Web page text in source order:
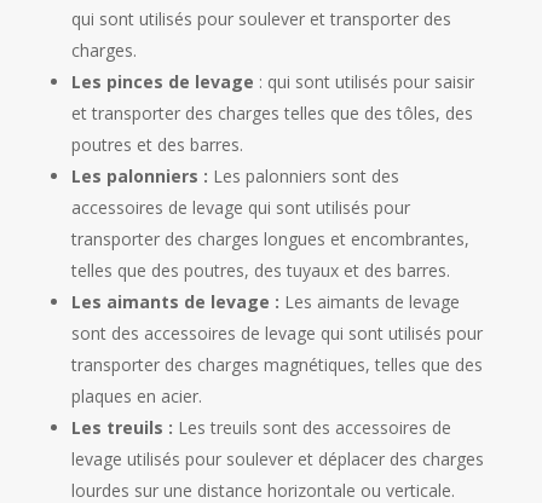
qui sont utilisés pour soulever et transporter des
charges.
Les pinces de levage : qui sont utilisés pour saisir
et transporter des charges telles que des tôles, des
poutres et des barres.
Les palonniers : Les palonniers sont des
accessoires de levage qui sont utilisés pour
transporter des charges longues et encombrantes,
telles que des poutres, des tuyaux et des barres.
Les aimants de levage : Les aimants de levage
sont des accessoires de levage qui sont utilisés pour
transporter des charges magnétiques, telles que des
plaques en acier.
Les treuils : Les treuils sont des accessoires de
levage utilisés pour soulever et déplacer des charges
lourdes sur une distance horizontale ou verticale.